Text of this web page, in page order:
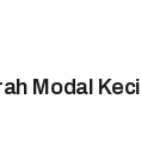
Modal Kecil